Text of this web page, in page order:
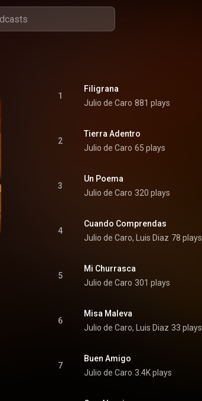
1
Filigrana
Julio de Caro 881 plays
2
Tierra Adentro
Julio de Caro 65 plays
3
Un Poema
Julio de Caro 320 plays
4
Cuando Comprendas
Julio de Caro, Luis Diaz 78 plays
5
Mi Churrasca
Julio de Caro 301 plays
6
Misa Maleva
Julio de Caro, Luis Diaz 33 plays
7
Buen Amigo
Julio de Caro 3.4K plays